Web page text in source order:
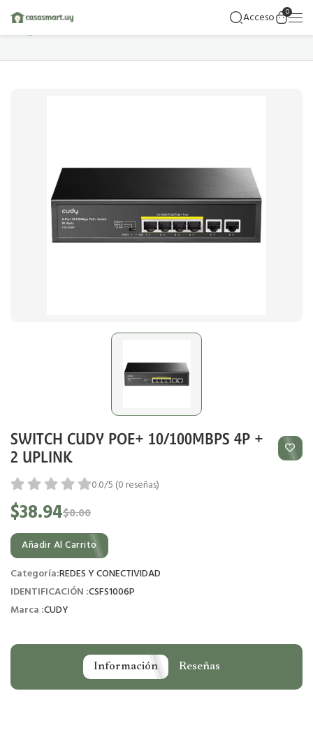
Acceso 0
SWITCH CUDY POE+ 10/100MBPS 4P +
2 UPLINK
0.0/5 (0 reseñas)
$38.94$0.00
Añadir Al Carrito
Categoría:REDES Y CONECTIVIDAD
IDENTIFICACIÓN :CSFS1006P
Marca :CUDY
Información Reseñas